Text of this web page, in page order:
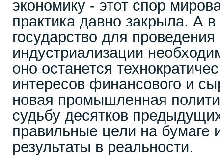
экономику - этот спор
практика давно закрыла. А
государство для
индустриализации
оно останется
интересов финансового и
новая промышленная
судьбу десятков
правильные цели на бумаге
результаты в реальности.